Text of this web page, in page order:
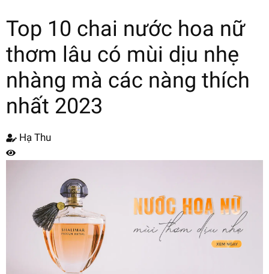
Top 10 chai nước hoa nữ
thơm lâu có mùi dịu nhẹ
nhàng mà các nàng thích
nhất 2023
Hạ Thu